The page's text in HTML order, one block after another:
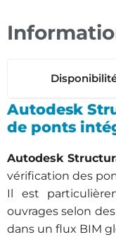
Autodesk
de ponts
Autodesk
vérification des
Il est
ouvrages selon
dans un flux BIM